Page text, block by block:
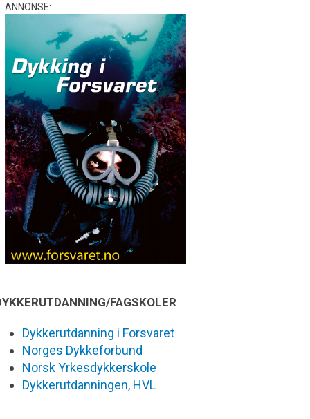
ANNONSE:
FAGSKOLER
Dykkerutdanning i Forsvaret
Norges Dykkeforbund
Norsk Yrkesdykkerskole
Dykkerutdanningen, HVL